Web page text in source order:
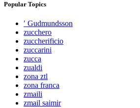
Popular Topics
′ Gudmundsson
zucchero
zuccherificio
zuccarini
zucca
zualdi
zona ztl
zona franca
zmaili
zmail saimir